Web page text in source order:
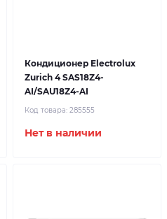
Кондиционер Electrolux
Zurich 4 SAS18Z4-
AI/SAU18Z4-AI
Код товара: 285555
Нет в наличии